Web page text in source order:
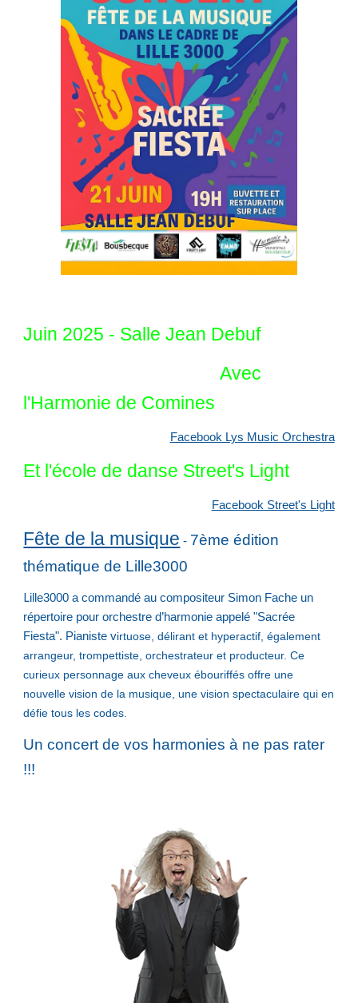
Juin 2025 - Salle Jean Debuf
Avec
l'Harmonie de Comines
Facebook Lys Music Orchestra
Et l'école de danse Street's Light
Facebook Street's Light
Fête de la musique - 7ème édition
thématique de Lille3000
Lille3000 a commandé au compositeur Simon Fache un
répertoire pour orchestre d’harmonie appelé "Sacrée
Fiesta". Pianiste virtuose, délirant et hyperactif, également
arrangeur, trompettiste, orchestrateur et producteur. Ce
curieux personnage aux cheveux ébouriffés offre une
nouvelle vision de la musique, une vision spectaculaire qui en
défie tous les codes.
Un concert de vos harmonies à ne pas rater
!!!